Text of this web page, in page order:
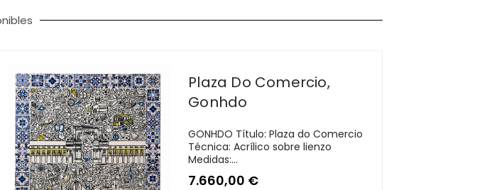
Plaza Do Comercio,
Gonhdo
GONHDO Título: Plaza do Comercio
Técnica: Acrílico sobre lienzo
Medidas:...
7.660,00 €